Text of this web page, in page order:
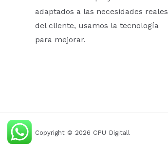
adaptados a las necesidades reales
del cliente, usamos la tecnología
para mejorar.
Copyright © 2026 CPU Digitall